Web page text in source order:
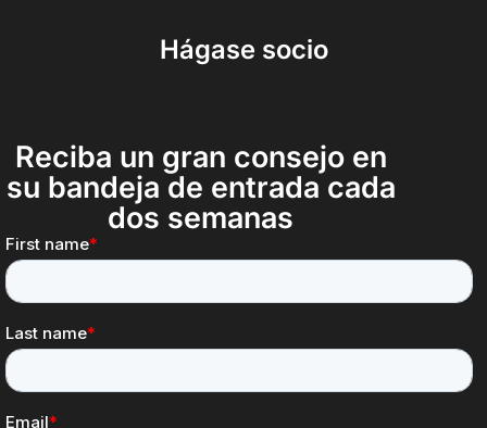
Hágase socio
Reciba un gran consejo en
su bandeja de entrada cada
dos semanas